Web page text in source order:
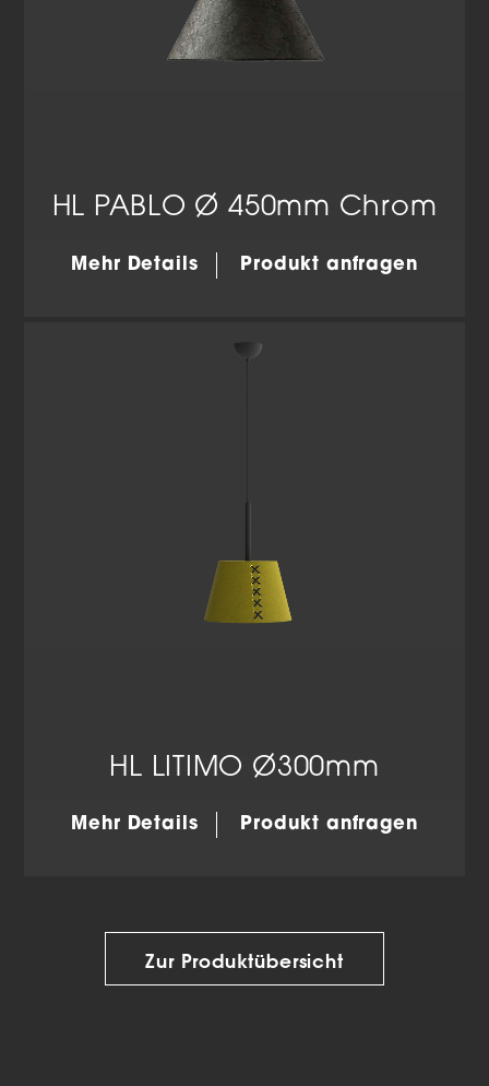
HL PABLO Ø 450mm Chrom
Mehr Details Produkt anfragen
HL LITIMO Ø300mm
Mehr Details Produkt anfragen
Zur Produktübersicht